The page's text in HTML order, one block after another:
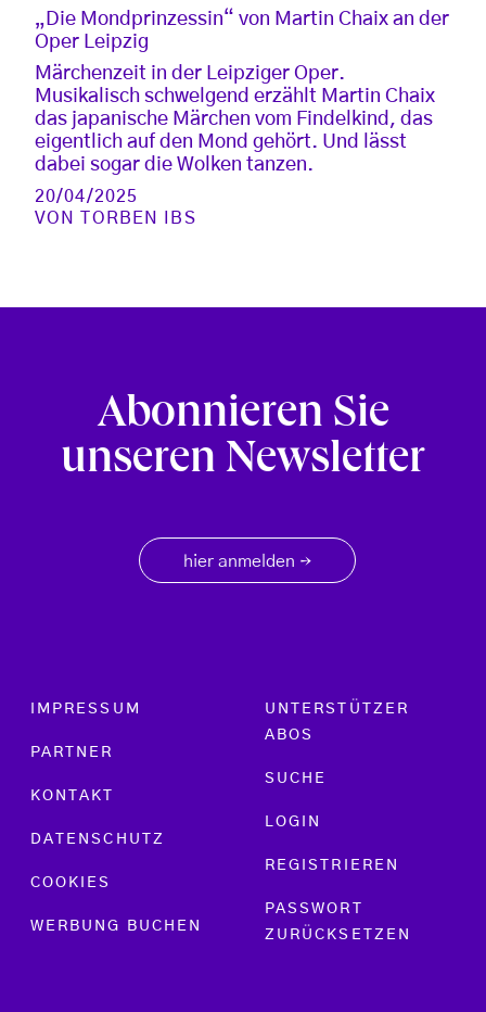
„Die Mondprinzessin“ von Martin Chaix an der
Oper Leipzig
Märchenzeit in der Leipziger Oper.
Musikalisch schwelgend erzählt Martin Chaix
das japanische Märchen vom Findelkind, das
eigentlich auf den Mond gehört. Und lässt
dabei sogar die Wolken tanzen.
20/04/2025
VON
TORBEN IBS
Abonnieren Sie
unseren Newsletter
hier anmelden →
Footer menu
IMPRESSUM
PARTNER
KONTAKT
DATENSCHUTZ
COOKIES
WERBUNG BUCHEN
UNTERSTÜTZER
ABOS
SUCHE
LOGIN
REGISTRIEREN
PASSWORT
ZURÜCKSETZEN